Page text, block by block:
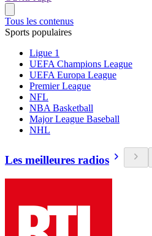
Tous les contenus
Sports populaires
Ligue 1
UEFA Champions League
UEFA Europa League
Premier League
NFL
NBA Basketball
Major League Baseball
NHL
Les meilleures radios